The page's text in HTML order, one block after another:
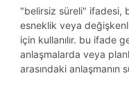
"belirsiz süreli" ifadesi,
esneklik veya
için kullanılır. bu ifade
anlaşmalarda veya
arasındaki anlaşmanın